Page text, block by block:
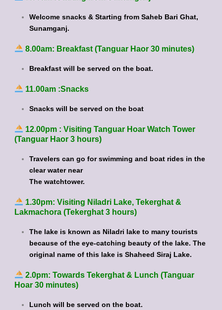
Welcome snacks & Starting from Saheb Bari Ghat,
Sunamganj.
8.00am: Breakfast (Tanguar Haor 30 minutes)
Breakfast will be served on the boat.
11.00am :Snacks
Snacks will be served on the boat
12.00pm : Visiting Tanguar Hoar Watch Tower
(Tanguar Haor 3 hours)
Travelers can go for swimming and boat rides in the
clear water near
The watchtower.
1.30pm: Visiting Niladri Lake, Tekerghat &
Lakmachora (Tekerghat 3 hours)
The lake is known as Niladri lake to many tourists
because of the eye-catching beauty of the lake. The
original name of this lake is Shaheed Siraj Lake.
2.0pm: Towards Tekerghat & Lunch (Tanguar
Hoar 30 minutes)
Lunch will be served on the boat.